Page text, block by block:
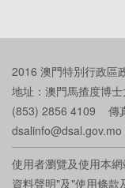
2016 澳門特別行政區
地址：澳門馬揸度博
(853) 2856 4109 傳
dsalinfo@dsal.gov.mo
使用者瀏覽及使用本
資料聲明"及"使用條款